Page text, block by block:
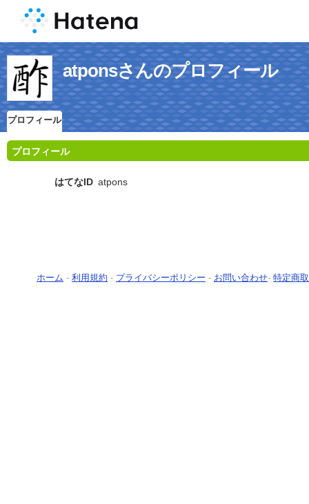
atponsさんのプロフィール
プロフィール
プロフィール
はてなID atpons
ホーム - 利用規約 - プライバシーポリシー - お問い合わせ- 特定商